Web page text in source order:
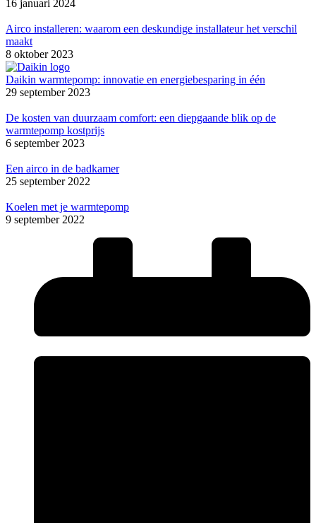
16 januari 2024
Airco installeren: waarom een deskundige installateur het verschil
maakt
8 oktober 2023
Daikin warmtepomp: innovatie en energiebesparing in één
29 september 2023
De kosten van duurzaam comfort: een diepgaande blik op de
warmtepomp kostprijs
6 september 2023
Een airco in de badkamer
25 september 2022
Koelen met je warmtepomp
9 september 2022